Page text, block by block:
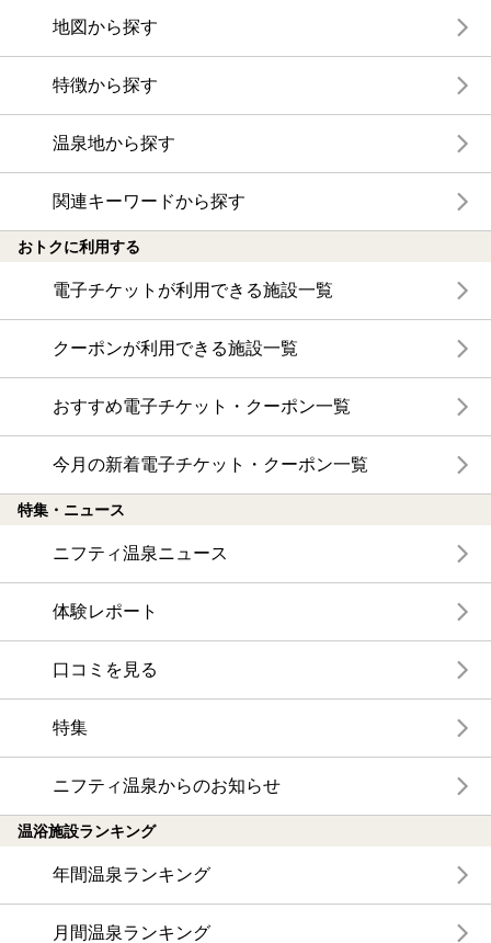
地図から探す
特徴から探す
温泉地から探す
関連キーワードから探す
おトクに利用する
電子チケットが利用できる施設一覧
クーポンが利用できる施設一覧
おすすめ電子チケット・クーポン一覧
今月の新着電子チケット・クーポン一覧
特集・ニュース
ニフティ温泉ニュース
体験レポート
口コミを見る
特集
ニフティ温泉からのお知らせ
温浴施設ランキング
年間温泉ランキング
月間温泉ランキング